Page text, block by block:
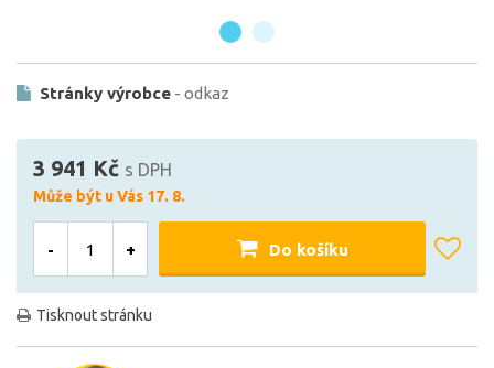
Stránky výrobce - odkaz
3 941 Kč s DPH
Může být u Vás 17. 8.
- + Do košíku
Tisknout stránku